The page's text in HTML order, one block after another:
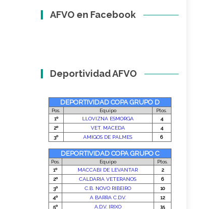
AFVO en Facebook
Deportividad AFVO